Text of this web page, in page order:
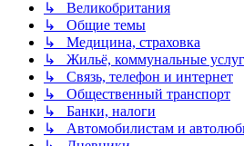
↳ Великобритания
↳ Общие темы
↳ Медицина, страховка
↳ Жильё, коммунальные
↳ Связь, телефон и интернет
↳ Общественный транспорт
↳ Банки, налоги
↳ Автомобилистам и